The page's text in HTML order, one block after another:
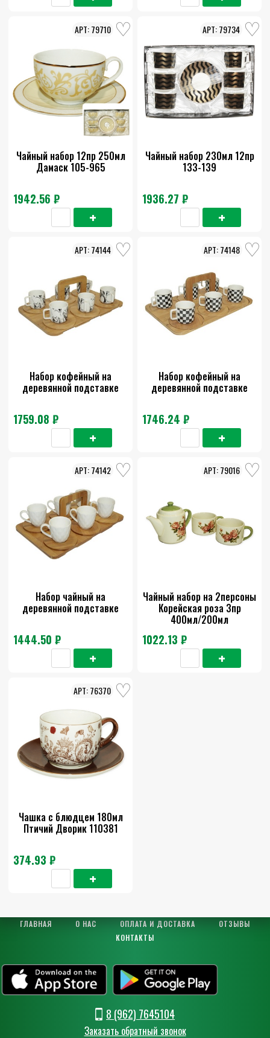
Чайный набор 12пр 250мл
Дамаск 105-965
1942.56 ₽
79710
Чайный набор 230мл 12пр
133-139
1936.27 ₽
79734
Набор кофейный на
деревянной подставке
1759.08 ₽
74144
Набор кофейный на
деревянной подставке
1746.24 ₽
74148
Набор чайный на
деревянной подставке
1444.50 ₽
74142
Чайный набор на 2персоны
Корейская роза 3пр
400мл/200мл
1022.13 ₽
79016
Чашка с блюдцем 180мл
Птичий Дворик 110381
374.93 ₽
76370
ГЛАВНАЯ О НАС ОПЛАТА И ДОСТАВКА
ОТЗЫВЫ
КОНТАКТЫ
8 (962) 7645104
Заказать обратный звонок